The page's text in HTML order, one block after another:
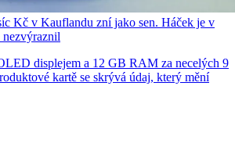
Kč v Kauflandu zní jako sen. Háček je v
nezvýraznil
displejem a 12 GB RAM za necelých 9
kartě se skrývá údaj, který mění